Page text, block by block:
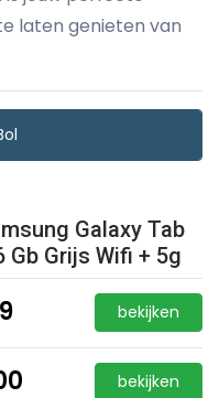
laten genieten van
Galaxy Tab
Gb Grijs Wifi + 5g
bekijken
bekijken